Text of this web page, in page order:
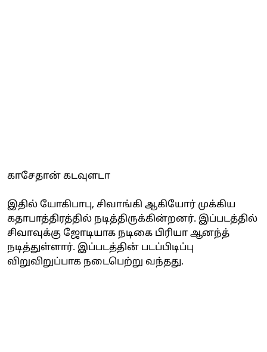
காசேதான் கடவுளடா
இதில் யோகிபாபு, சிவாங்கி ஆகியோர் முக்கிய
கதாபாத்திரத்தில் நடித்திருக்கின்றனர். இப்படத்தில்
சிவாவுக்கு ஜோடியாக நடிகை பிரியா ஆனந்த்
நடித்துள்ளார். இப்படத்தின் படப்பிடிப்பு
விறுவிறுப்பாக நடைபெற்று வந்தது.